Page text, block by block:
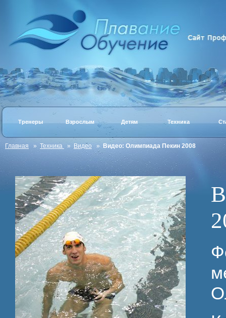
Тренеры Взрослым Детям Техника
Главная » Техника » Видео » Видео: Олимпиада Пекин 2008